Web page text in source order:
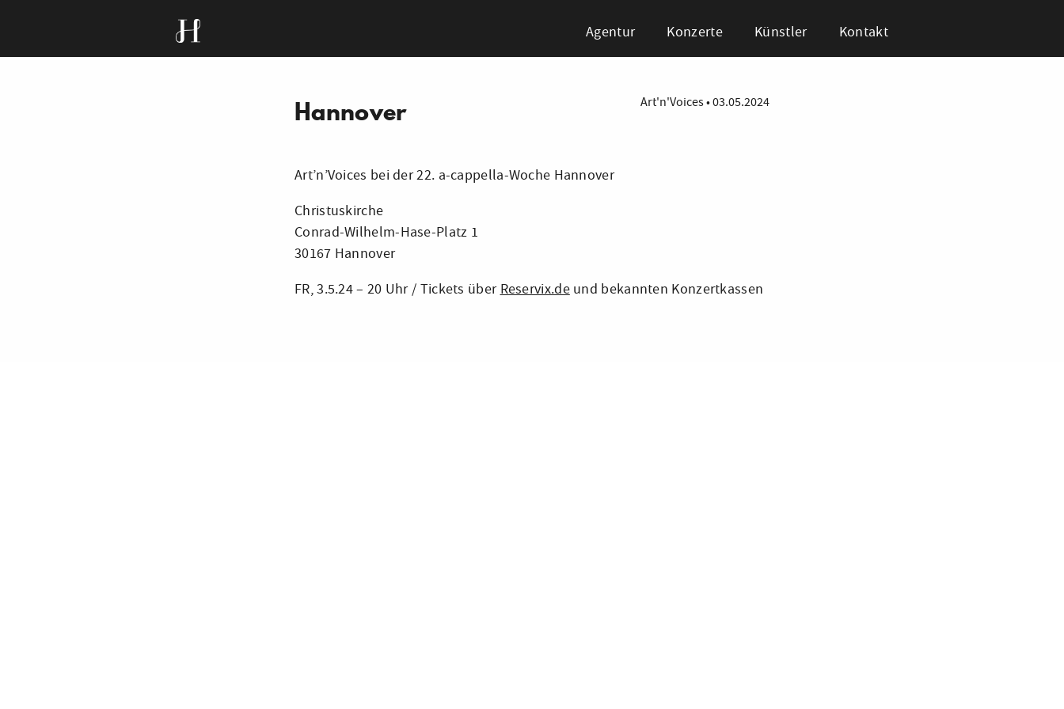
Agentur Konzerte Künstler Kontakt
Hannover Art'n'Voices•03.05.2024
Art’n’Voices bei der 22. a-cappella-Woche Hannover
Christuskirche
Conrad-Wilhelm-Hase-Platz 1
30167 Hannover
FR, 3.5.24 – 20 Uhr / Tickets über Reservix.deund bekannten Konzertkassen